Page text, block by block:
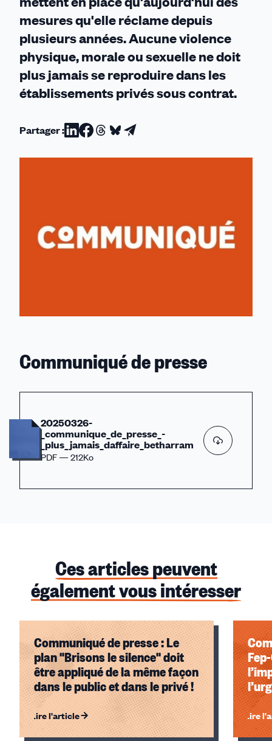
mesures qu'elle réclame depuis
plusieurs années. Aucune violence
physique, morale ou sexuelle ne doit
plus jamais se reproduire dans les
établissements privés sous contrat.
Partager :Partager
sur
Partager
sur
Partager
sur
Partager
sur
Partager
par
Communiqué de presse
20250326-
_communique_de_presse_-
_plus_jamais_daffaire_betharram
PDF — 212Ko
Ces articles peuvent
également vous intéresser
Communiqué de presse : Le
plan "Brisons le silence" doit
être appliqué de la même façon
dans le public et dans le privé !
Lire l'article Lire